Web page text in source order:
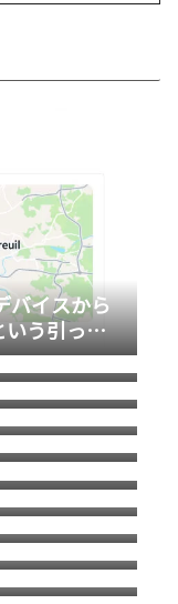
バイスから
う引っか
てくれる瞬
メール 設定
いう話
で月末残高
アル版
はがせるテ